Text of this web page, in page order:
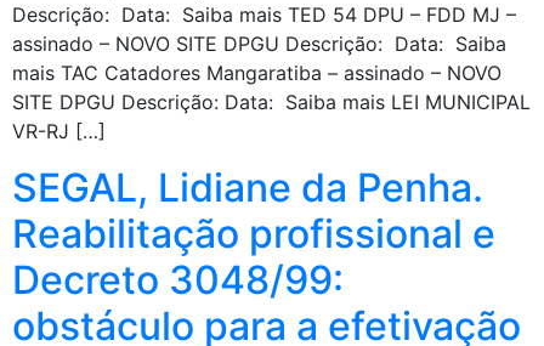
Descrição: Data: Saiba mais TED 54 DPU – FDD MJ –
assinado – NOVO SITE DPGU Descrição: Data: Saiba
mais TAC Catadores Mangaratiba – assinado – NOVO
SITE DPGU Descrição: Data: Saiba mais LEI MUNICIPAL
VR-RJ […]
SEGAL, Lidiane da Penha.
Reabilitação profissional e
Decreto 3048/99:
obstáculo para a efetivação